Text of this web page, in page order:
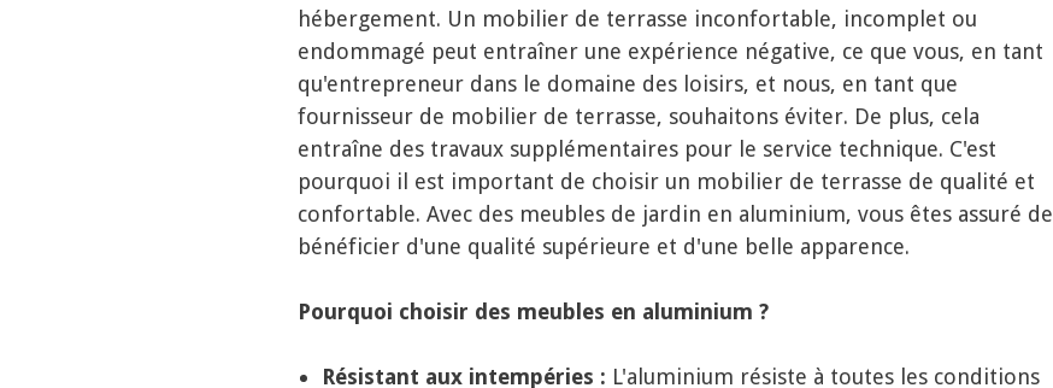
hébergement. Un mobilier de terrasse inconfortable, incomplet ou
endommagé peut entraîner une expérience négative, ce que vous, en tant
qu'entrepreneur dans le domaine des loisirs, et nous, en tant que
fournisseur de mobilier de terrasse, souhaitons éviter. De plus, cela
entraîne des travaux supplémentaires pour le service technique. C'est
pourquoi il est important de choisir un mobilier de terrasse de qualité et
confortable. Avec des meubles de jardin en aluminium, vous êtes assuré de
bénéficier d'une qualité supérieure et d'une belle apparence.
Pourquoi choisir des meubles en aluminium ?
Résistant aux intempéries : L'aluminium résiste à toutes les conditions